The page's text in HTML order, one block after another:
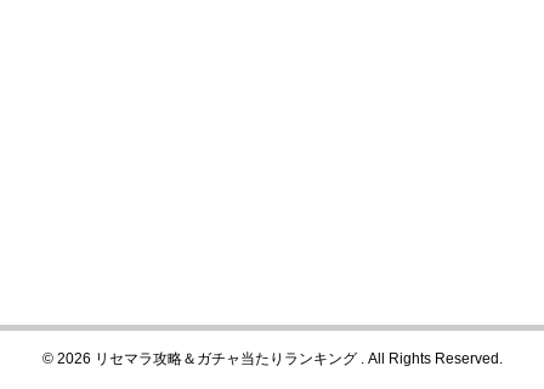
© 2026 リセマラ攻略＆ガチャ当たりランキング . All Rights Reserved.